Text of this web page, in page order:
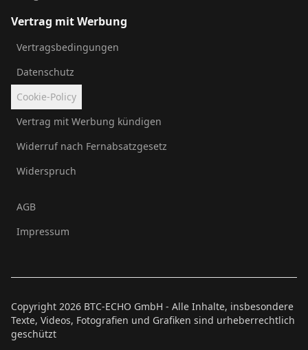
Vertrag mit Werbung
Vertragsbedingungen
Datenschutz
Cookie-Policy
Vertrag mit Werbung kündigen
Widerruf nach Fernabsatzgesetz
Widerspruch
AGB
Impressum
Copyright 2026 BTC-ECHO GmbH - Alle Inhalte, insbesondere
Texte, Videos, Fotografien und Grafiken sind urheberrechtlich
geschützt